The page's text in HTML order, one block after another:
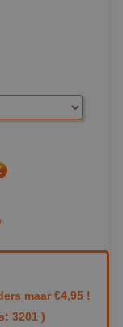
maar €4,95 !
3201 )